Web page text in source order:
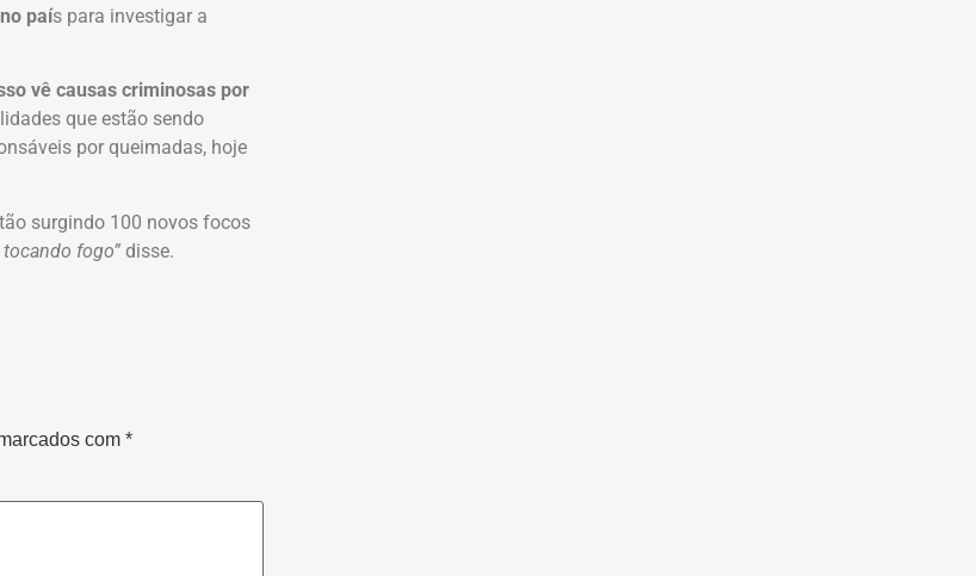
país para investigar a
vê causas criminosas por
que estão sendo
por queimadas, hoje
surgindo 100 novos focos
fogo” disse.
com *